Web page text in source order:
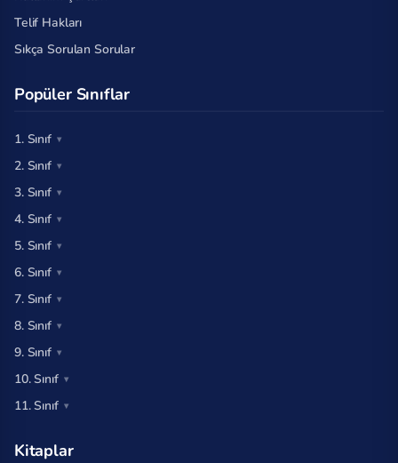
Telif Hakları
Sıkça Sorulan Sorular
Popüler Sınıflar
1. Sınıf
2. Sınıf
3. Sınıf
4. Sınıf
5. Sınıf
6. Sınıf
7. Sınıf
8. Sınıf
9. Sınıf
10. Sınıf
11. Sınıf
Kitaplar